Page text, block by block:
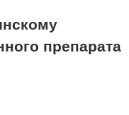
препарата